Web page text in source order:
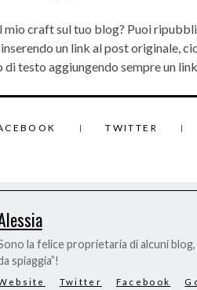
craft sul tuo blog? Puoi
un link al post originale,
testo aggiungendo sempre un
TWITTER
la felice proprietaria di alcuni
spiaggia”!
Twitter Facebook